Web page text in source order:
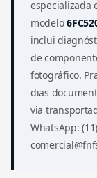
especializada
modelo
inclui
de
fotográfico.
dias
via
WhatsApp: